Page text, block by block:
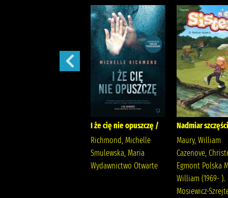
I że cię nie opuszczę /
Richmond, Michelle
Smulewska, Maria
Wydawnictwo Otwarte
Nadmiar
Maury, William
Cazenove,
Egmont Polska
William (1969- ).
Mosiewicz-